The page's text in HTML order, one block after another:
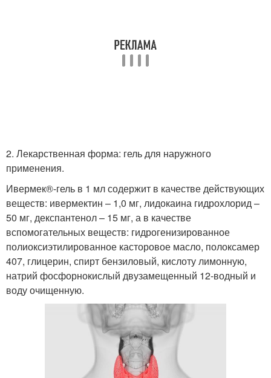
2. Лекарственная форма: гель для наружного
применения.
Ивермек®-гель в 1 мл содержит в качестве действующих
веществ: ивермектин – 1,0 мг, лидокаина гидрохлорид –
50 мг, декспантенол – 15 мг, а в качестве
вспомогательных веществ: гидрогенизированное
полиоксиэтилированное касторовое масло, полоксамер
407, глицерин, спирт бензиловый, кислоту лимонную,
натрий фосфорнокислый двузамещенный 12-водный и
воду очищенную.